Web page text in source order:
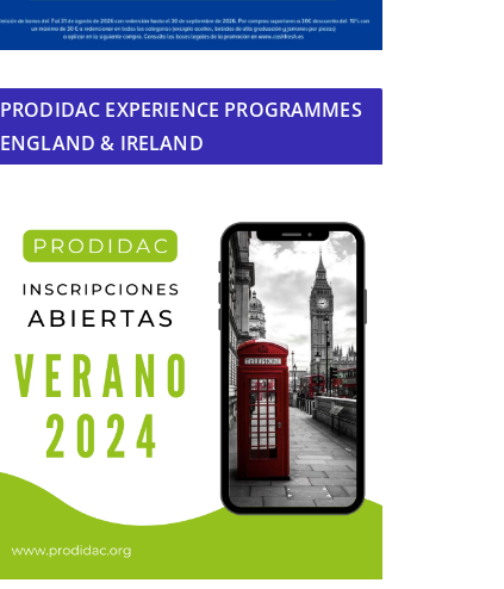
PRODIDAC EXPERIENCE PROGRAMMES
ENGLAND & IRELAND